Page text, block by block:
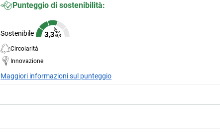
Punteggio di sostenibilità:
Sostenibile
Circolarità
Innovazione
Maggiori informazioni sul punteggio